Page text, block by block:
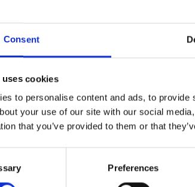
Consent
cookies
to personalise content and ads, to
your use of our site with our social
that you’ve provided to them or that
Preferences
I primi bandi di OP TAK potrebbero
operativo avrà a disposizione
il sostegno alla ricerca o
a basso impatto ambientale
www.mpo.cz